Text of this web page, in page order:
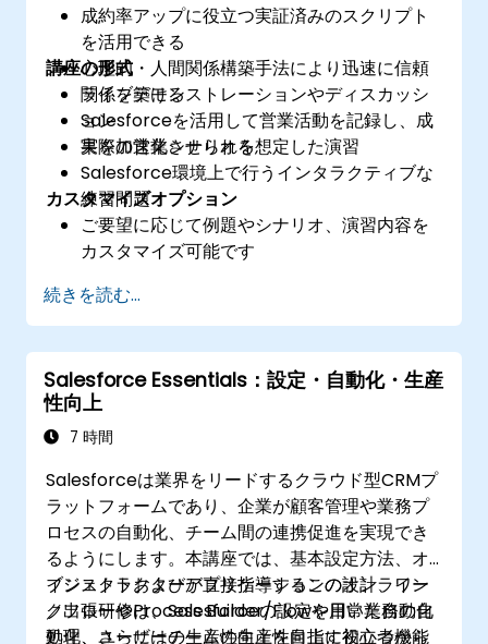
成約率アップに役立つ実証済みのスクリプト
を活用できる
心理的・人間関係構築手法により迅速に信頼
関係を築ける
Salesforceを活用して営業活動を記録し、成
果を加速化させられる
講座の形式
ライブデモンストレーションやディスカッシ
ョン
実際の営業シナリオを想定した演習
Salesforce環境上で行うインタラクティブな
練習問題
カスタマイズオプション
ご要望に応じて例題やシナリオ、演習内容を
カスタマイズ可能です
続きを読む...
Salesforce Essentials：設定・自動化・生産
性向上
7 時間
Salesforceは業界をリードするクラウド型CRMプ
ラットフォームであり、企業が顧客管理や業務プ
ロセスの自動化、チーム間の連携促進を実現でき
るようにします。本講座では、基本設定方法、オ
ブジェクトおよびアプリケーションの設計、ワー
クフローやProcess Builder/Flowを用いた自動化
処理、さらにはチームの生産性向上に役立つ機能
インストラクターが直接指導するこのオンライン
／出張研修は、Salesforceの設定や日常業務の自
動化、ユーザーの生産性向上を目指す初心者から